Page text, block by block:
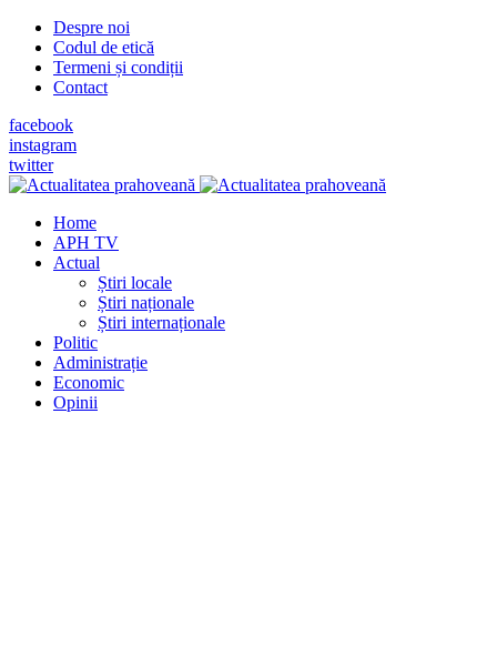
Despre noi
Codul de etică
Termeni și condiții
Contact
facebook
instagram
twitter
Home
APH TV
Actual
Știri locale
Știri naționale
Știri internaționale
Politic
Administrație
Economic
Opinii